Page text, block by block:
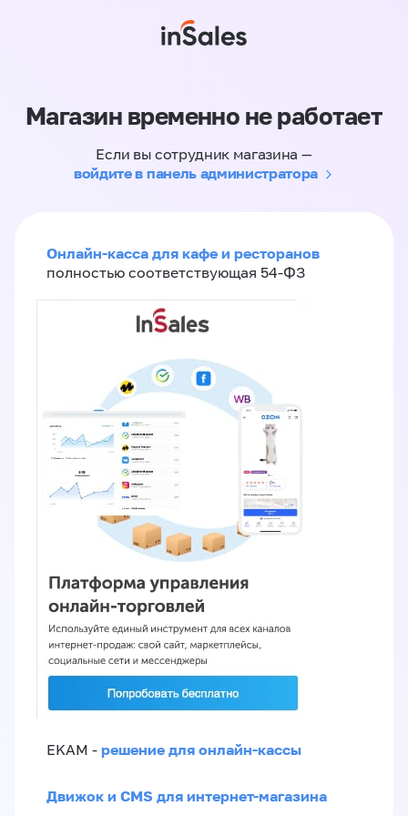
Магазин временно не работает
Если вы сотрудник магазина —
войдите в панель администратора
Онлайн-касса для кафе и ресторанов
полностью соответствующая 54-ФЗ
EKAM - решение для онлайн-кассы
Движок и CMS для интернет-магазина